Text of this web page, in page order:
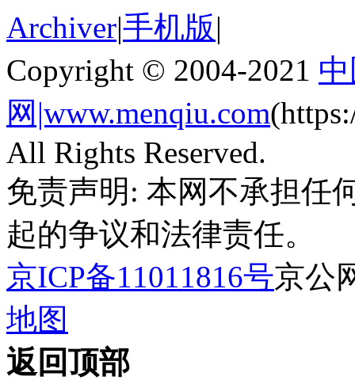
Archiver|手机版|
Copyright © 2004-2021
网|www.menqiu.com
All Rights Reserved.
免责声明: 本网不承担任
起的争议和法律责任。
京ICP备11011816号京公
地图
返回顶部